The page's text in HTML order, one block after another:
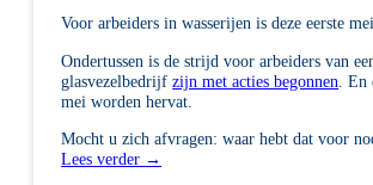
Voor arbeiders in wasserijen is deze eerste
Ondertussen is de strijd voor arbeiders van
glasvezelbedrijfzijn met acties begonnen .
mei worden hervat.
Mocht u zich afvragen: waar hebt dat voor
Lees verder →